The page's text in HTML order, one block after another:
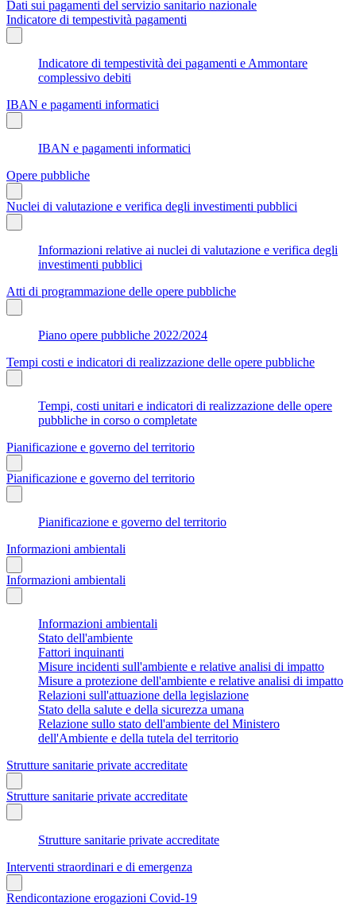
Dati sui pagamenti del servizio sanitario nazionale
Indicatore di tempestività pagamenti
Indicatore di tempestività dei pagamenti e Ammontare
complessivo debiti
IBAN e pagamenti informatici
IBAN e pagamenti informatici
Opere pubbliche
Nuclei di valutazione e verifica degli investimenti pubblici
Informazioni relative ai nuclei di valutazione e verifica degli
investimenti pubblici
Atti di programmazione delle opere pubbliche
Piano opere pubbliche 2022/2024
Tempi costi e indicatori di realizzazione delle opere pubbliche
Tempi, costi unitari e indicatori di realizzazione delle opere
pubbliche in corso o completate
Pianificazione e governo del territorio
Pianificazione e governo del territorio
Pianificazione e governo del territorio
Informazioni ambientali
Informazioni ambientali
Informazioni ambientali
Stato dell'ambiente
Fattori inquinanti
Misure incidenti sull'ambiente e relative analisi di impatto
Misure a protezione dell'ambiente e relative analisi di impatto
Relazioni sull'attuazione della legislazione
Stato della salute e della sicurezza umana
Relazione sullo stato dell'ambiente del Ministero
dell'Ambiente e della tutela del territorio
Strutture sanitarie private accreditate
Strutture sanitarie private accreditate
Strutture sanitarie private accreditate
Interventi straordinari e di emergenza
Rendicontazione erogazioni Covid-19